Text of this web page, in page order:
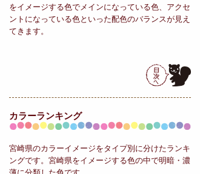
をイメージする色でメインになっている色、アクセ
ントになっている色といった配色のバランスが見え
てきます。
カラーランキング
宮崎県のカラーイメージをタイプ別に分けたランキ
ングです。宮崎県をイメージする色の中で明暗・濃